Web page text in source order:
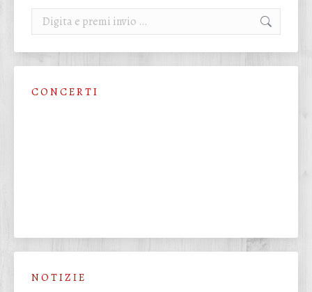
Cerca:
C O N C E R T I
N O T I Z I E